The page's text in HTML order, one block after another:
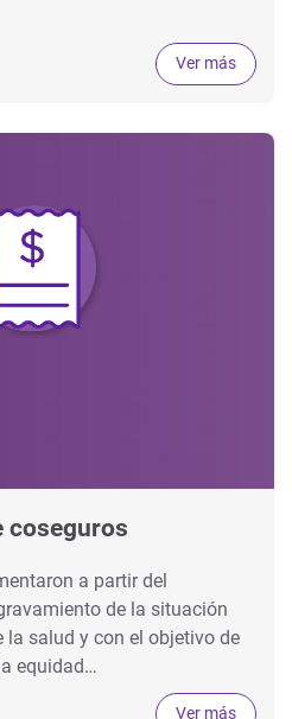
Ver más
coseguros
a partir del
de la situación
la salud y con el objetivo de
equidad…
Ver más